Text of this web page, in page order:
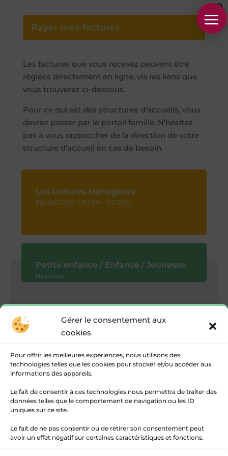
Gérer le consentement aux
cookies
Pour offrir les meilleures expériences, nous utilisons des
technologies telles que les cookies pour stocker et/ou accéder aux
informations des appareils.
Le fait de consentir à ces technologies nous permettra de traiter des
données telles que le comportement de navigation ou les ID
uniques sur ce site.
Le fait de ne pas consentir ou de retirer son consentement peut
avoir un effet négatif sur certaines caractéristiques et fonctions.
Payer mes factures
Les factures que vous recevez peuvent être
réglées directement en ligne, via les liens que
vous trouverez ci-dessous.
Pour ce qui est des structures d’accueils, vous
devrez passer par le portail famille. N’hésitez
pas à vous rapprocher de la direction de votre
structure d’accueil en cas de besoin.
Les Ordures Ménagères
SEMOCTOM - USTOM - SICTOM
Petite enfance / Enfance / Jeunesse
Nouveau
PayFiP
vous permet de payer vos factures
publiques (hors impôts) 24h/24, 7j/7, en toute
Cet outil de la Direction Générale des
finances met à disposition ce site pour